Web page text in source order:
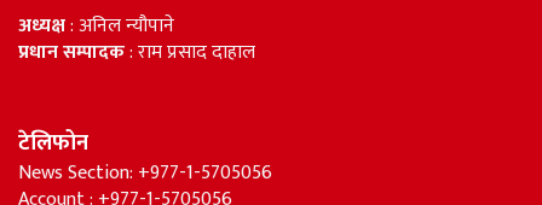
अध्यक्ष: अनिल न्यौपाने
प्रधान सम्पादक: राम प्रसाद दाहाल
टेलिफोन
News Section: +977-1-5705056